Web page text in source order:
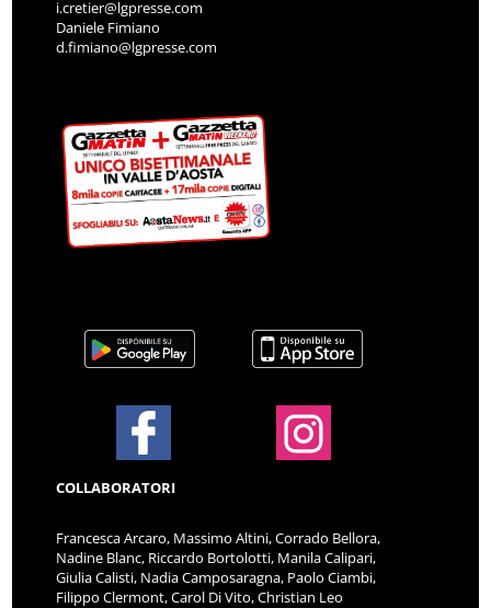
i.cretier@lgpresse.com
Daniele Fimiano
d.fimiano@lgpresse.com
COLLABORATORI
Francesca Arcaro, Massimo Altini, Corrado Bellora,
Nadine Blanc, Riccardo Bortolotti, Manila Calipari,
Giulia Calisti, Nadia Camposaragna, Paolo Ciambi,
Filippo Clermont, Carol Di Vito, Christian Leo